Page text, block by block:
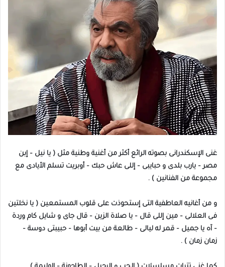
غنى الإسكندرانى بصوته الرائع أكثر من أغنية وطنية مثل ( يا نيل – إبن
مصر – يارب بلدى و حبايبى – إللى عاش حبك – أوبريت تسلم الأيادى مع
مجموعة من الفنانين ) .
و من أغانيه العاطفية التى إستحوذت على قلوب المستمعين ( يا نخلتين
فى العلالى – مين إللى قال – يا صلاة الزين – قال جاى و شايل كام وردة
– آه يا جميل – قمر له ليالى – طالعة من بيت أبوها – حبيبتى دوسة –
زمان زمان ) .